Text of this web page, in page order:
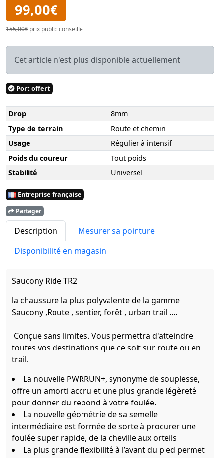
99,00€
155,00€ prix public conseillé
Cet article n'est plus disponible actuellement
Port offert
Drop
8mm
Type de terrain
Route et chemin
Usage
Régulier à intensif
Poids du coureur
Tout poids
Stabilité
Universel
Entreprise française
Partager
Description
Mesurer sa pointure
Disponibilité en magasin
Saucony Ride TR2
la chaussure la plus polyvalente de la gamme
Saucony ,Route , sentier, forêt , urban trail ....
Conçue sans limites. Vous permettra d'atteindre
toutes vos destinations que ce soit sur route ou en
trail.
La nouvelle PWRRUN+, synonyme de souplesse,
offre un amorti accru et une plus grande légèreté
pour donner du rebond à votre foulée.
La nouvelle géométrie de sa semelle
intermédiaire est formée de sorte à procurer une
foulée super rapide, de la cheville aux orteils
La plus grande flexibilité à l’avant du pied permet